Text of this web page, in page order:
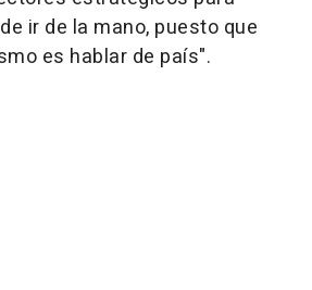
ir de la mano, puesto que
es hablar de país".